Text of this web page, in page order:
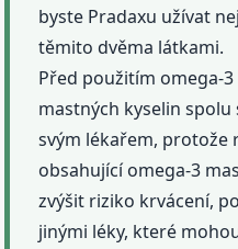
byste Pradaxu užívat
těmito dvěma látkami.
Před použitím omega-
mastných kyselin
svým lékařem, protože
obsahující omega-3
zvýšit riziko krvácení,
jinými léky, které